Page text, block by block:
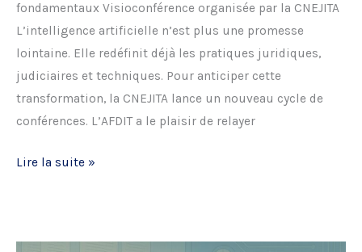
fondamentaux Visioconférence organisée par la CNEJITA
L’intelligence artificielle n’est plus une promesse
lointaine. Elle redéfinit déjà les pratiques juridiques,
judiciaires et techniques. Pour anticiper cette
transformation, la CNEJITA lance un nouveau cycle de
conférences. L’AFDIT a le plaisir de relayer
CNEJITA
Lire la suite »